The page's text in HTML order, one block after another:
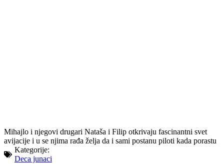
Mihajlo i njegovi drugari Nataša i Filip otkrivaju fascinantni svet
avijacije i u se njima rađa želja da i sami postanu piloti kada porastu
Kategorije:
Deca junaci